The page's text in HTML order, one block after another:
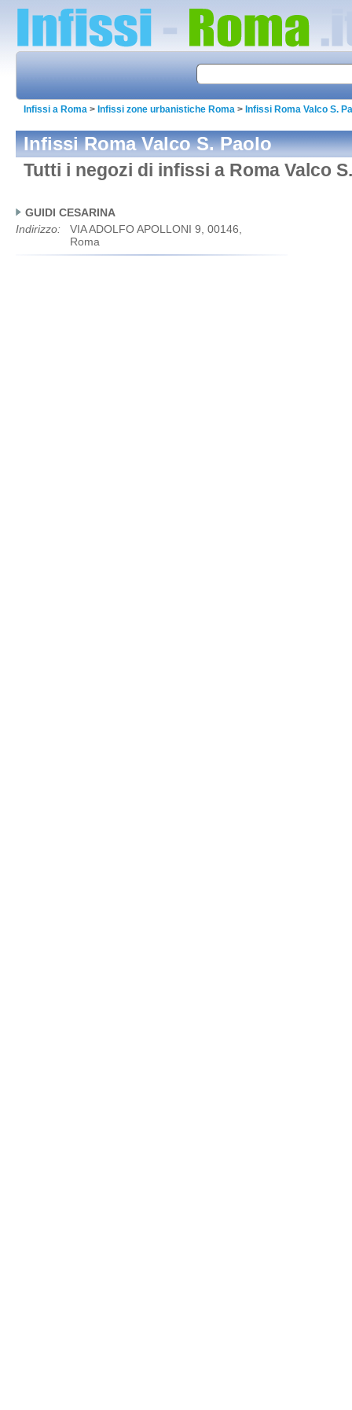
Infissi a Roma > Infissi zone urbanistiche Roma > Infissi Roma Valco S.
Infissi Roma Valco S. Paolo
Tutti i negozi di infissi a Roma Valco
GUIDI CESARINA
Indirizzo:
VIA ADOLFO APOLLONI 9, 00146,
Roma